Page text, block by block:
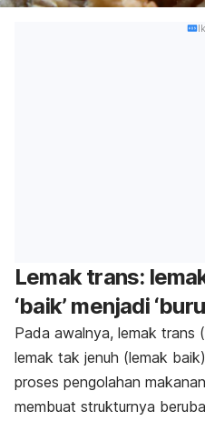
Lemak trans:
‘baik’ menjadi
Pada awalnya, lemak trans (
lemak tak jenuh (lemak
proses pengolahan
membuat strukturnya